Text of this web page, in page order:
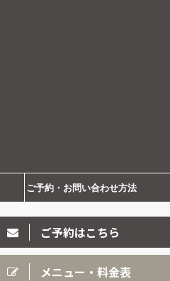
ご予約・お問い合わせ方法
ご予約はこちら
メニュー・料金表